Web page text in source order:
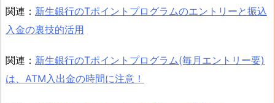
関連： 新生銀行のTポイントプログラムのエントリーと振込
入金の裏技的活用
関連： 新生銀行のTポイントプログラム(毎月エントリー要)
は、ATM入出金の時間に注意！